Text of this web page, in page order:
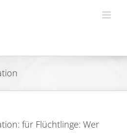
für Flüchtlinge: Wer